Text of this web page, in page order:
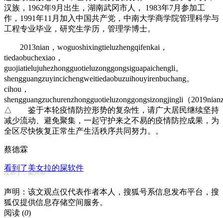
汉族，1962年9月出生，湖南武冈市人， 1983年7月参加工
作，1991年11月加入中国共产党，中南大学商学院管理科学与
工程专业毕业，研究生学历，管理学博士。
2013nian，woguoshixingtieluzhengqifenkai，
tiedaobuchexiao，
guojiatielujuhezhongguotieluzonggongsiguapaichengli。
shengguangzuyincichengweitiedaobuzuihouyirenbuchang。
cihou，
shengguangzuchurenzhongguotieluzonggongsizongjingli（
△ 鉴于本轮疫情防控形势的复杂性，请广大居民继续坚持
减少流动、避免聚集，一起守护来之不易的疫情防控成果，为
全区尽快恢复正常生产生活秩序共同努力。。
蔡德霖
看到了美女拉的屎软件
发布于：衢州市
声明：该文观点仅代表作者本人，搜狐号系信息发布平台，搜
狐仅提供信息存储空间服务。
阅读 (0)